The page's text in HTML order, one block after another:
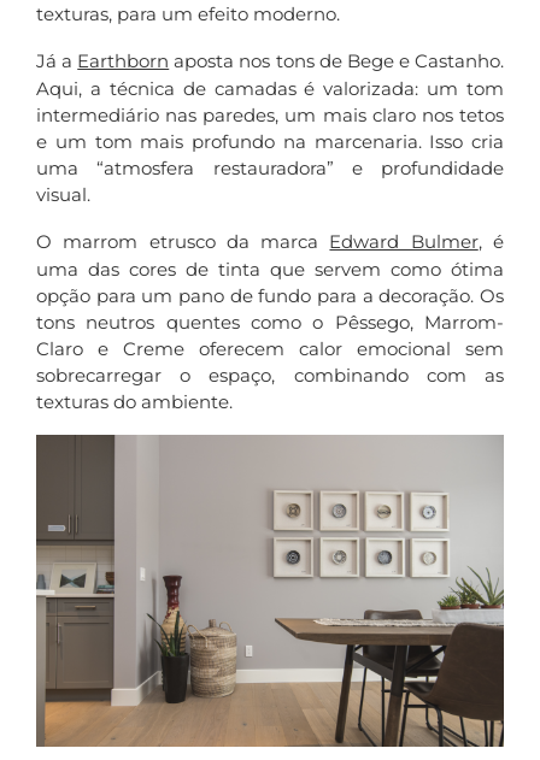
texturas, para um efeito moderno.
Já a Earthborn aposta nos tons de Bege e Castanho.
Aqui, a técnica de camadas é valorizada: um tom
intermediário nas paredes, um mais claro nos tetos
e um tom mais profundo na marcenaria. Isso cria
uma “atmosfera restauradora” e profundidade
visual.
O marrom etrusco da marca Edward Bulmer, é
uma das cores de tinta que servem como ótima
opção para um pano de fundo para a decoração. Os
tons neutros quentes como o Pêssego, Marrom-
Claro e Creme oferecem calor emocional sem
sobrecarregar o espaço, combinando com as
texturas do ambiente.